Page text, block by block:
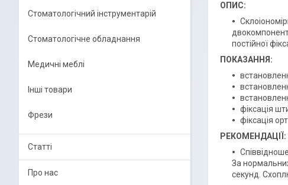
ОПИС:
постійної
ПОКАЗАННЯ:
фіксація
фіксація
РЕКОМЕНДАЦІЇ:
За
секунд.
Стоматологічний інструментарій
Стоматологічне обладнання
Медичні меблі
Інші товари
Фрези
Статті
Про нас